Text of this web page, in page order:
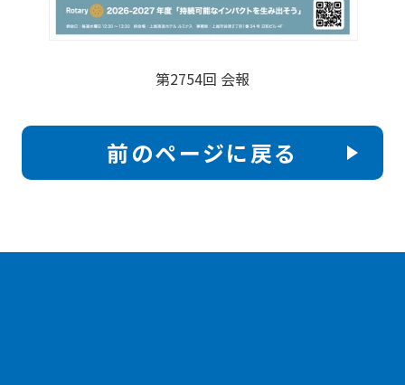
第2754回 会報
前のページに戻る